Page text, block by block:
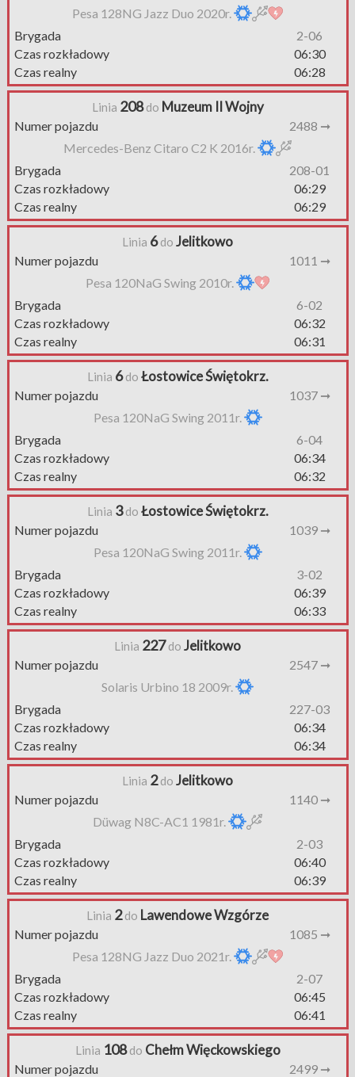
Pesa 128NG Jazz Duo 2020r.
Brygada
2-06
Czas rozkładowy
06:30
Czas realny
06:28
Linia 208do Muzeum II Wojny
Numer pojazdu
2488 ➞
Mercedes-Benz Citaro C2 K 2016r.
Brygada
208-01
Czas rozkładowy
06:29
Czas realny
06:29
Linia 6do Jelitkowo
Numer pojazdu
1011 ➞
Pesa 120NaG Swing 2010r.
Brygada
6-02
Czas rozkładowy
06:32
Czas realny
06:31
Linia 6do Łostowice Świętokrz.
Numer pojazdu
1037 ➞
Pesa 120NaG Swing 2011r.
Brygada
6-04
Czas rozkładowy
06:34
Czas realny
06:32
Linia 3do Łostowice Świętokrz.
Numer pojazdu
1039 ➞
Pesa 120NaG Swing 2011r.
Brygada
3-02
Czas rozkładowy
06:39
Czas realny
06:33
Linia 227do Jelitkowo
Numer pojazdu
2547 ➞
Solaris Urbino 18 2009r.
Brygada
227-03
Czas rozkładowy
06:34
Czas realny
06:34
Linia 2do Jelitkowo
Numer pojazdu
1140 ➞
Düwag N8C-AC1 1981r.
Brygada
2-03
Czas rozkładowy
06:40
Czas realny
06:39
Linia 2do Lawendowe Wzgórze
Numer pojazdu
1085 ➞
Pesa 128NG Jazz Duo 2021r.
Brygada
2-07
Czas rozkładowy
06:45
Czas realny
06:41
Linia 108do Chełm Więckowskiego
Numer pojazdu
2499 ➞